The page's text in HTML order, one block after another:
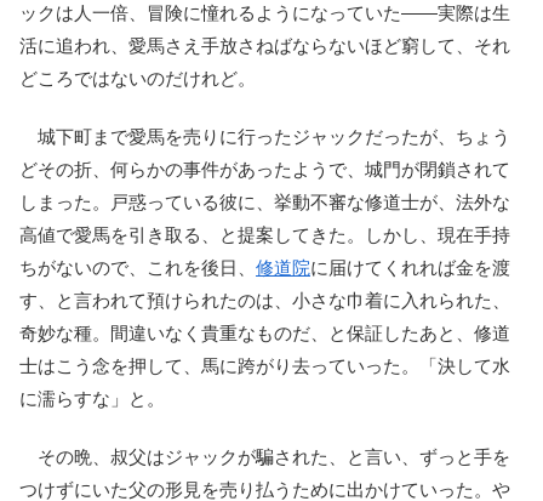
ックは人一倍、冒険に憧れるようになっていた――実際は生
活に追われ、愛馬さえ手放さねばならないほど窮して、それ
どころではないのだけれど。
城下町まで愛馬を売りに行ったジャックだったが、ちょう
どその折、何らかの事件があったようで、城門が閉鎖されて
しまった。戸惑っている彼に、挙動不審な修道士が、法外な
高値で愛馬を引き取る、と提案してきた。しかし、現在手持
ちがないので、これを後日、 修道院に届けてくれれば金を渡
す、と言われて預けられたのは、小さな巾着に入れられた、
奇妙な種。間違いなく貴重なものだ、と保証したあと、修道
士はこう念を押して、馬に跨がり去っていった。「決して水
に濡らすな」と。
その晩、叔父はジャックが騙された、と言い、ずっと手を
つけずにいた父の形見を売り払うために出かけていった。や